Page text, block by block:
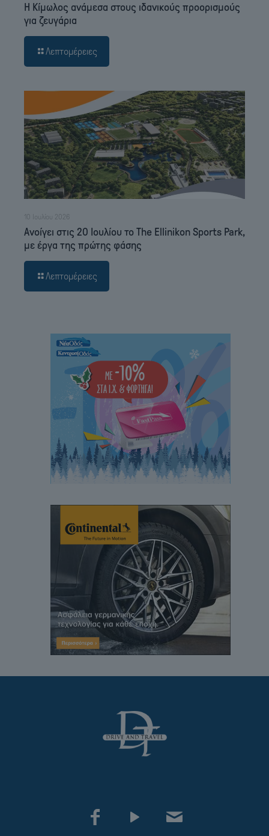
Η Κίμωλος ανάμεσα στους ιδανικούς προορισμούς
για ζευγάρια
Λεπτομέρειες
10 Ιουλίου 2026
Ανοίγει στις 20 Ιουλίου το The Ellinikon Sports Park,
με έργα της πρώτης φάσης
Λεπτομέρειες